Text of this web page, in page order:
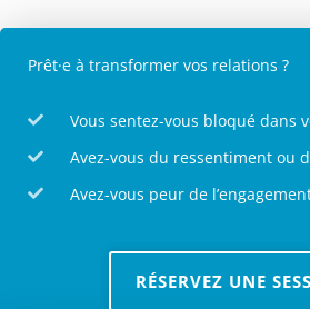
Prêt·e à transformer vos relations ?
Vous sentez-vous bloqué dans
Avez-vous du ressentiment ou
Avez-vous peur de
RÉSERVEZ UNE